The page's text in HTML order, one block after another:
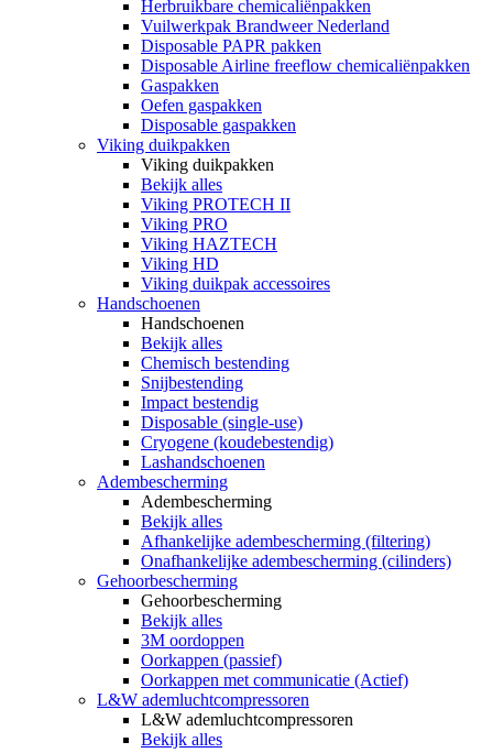
Herbruikbare chemicaliënpakken
Vuilwerkpak Brandweer Nederland
Disposable PAPR pakken
Disposable Airline freeflow chemicaliënpakken
Gaspakken
Oefen gaspakken
Disposable gaspakken
Viking duikpakken
Viking duikpakken
Bekijk alles
Viking PROTECH II
Viking PRO
Viking HAZTECH
Viking HD
Viking duikpak accessoires
Handschoenen
Handschoenen
Bekijk alles
Chemisch bestending
Snijbestending
Impact bestendig
Disposable (single-use)
Cryogene (koudebestendig)
Lashandschoenen
Adembescherming
Adembescherming
Bekijk alles
Afhankelijke adembescherming (filtering)
Onafhankelijke adembescherming (cilinders)
Gehoorbescherming
Gehoorbescherming
Bekijk alles
3M oordoppen
Oorkappen (passief)
Oorkappen met communicatie (Actief)
L&W ademluchtcompressoren
L&W ademluchtcompressoren
Bekijk alles